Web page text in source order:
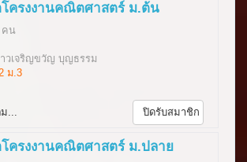
ครงงานคณิตศาสตร์ ม.ต้น
คน
วเจริญขวัญ บุญธรรม
ม.3
... ปิดรับสมาชิก
ครงงานคณิตศาสตร์ ม.ปลาย